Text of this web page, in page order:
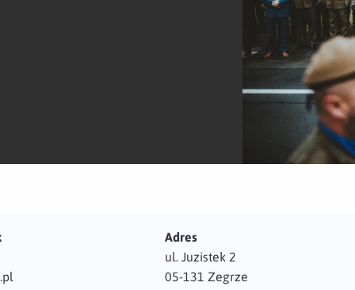
Adres
ul. Juzistek 2
05-131 Zegrze